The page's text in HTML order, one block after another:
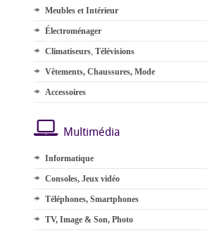
Meubles et Intérieur
Électroménager
Climatiseurs, Télévisions
Vêtements, Chaussures, Mode
Accessoires
Multimédia
Informatique
Consoles, Jeux vidéo
Téléphones, Smartphones
TV, Image & Son, Photo